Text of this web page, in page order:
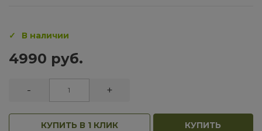
В наличии
4990 руб.
- +
КУПИТЬ В 1 КЛИК КУПИТЬ